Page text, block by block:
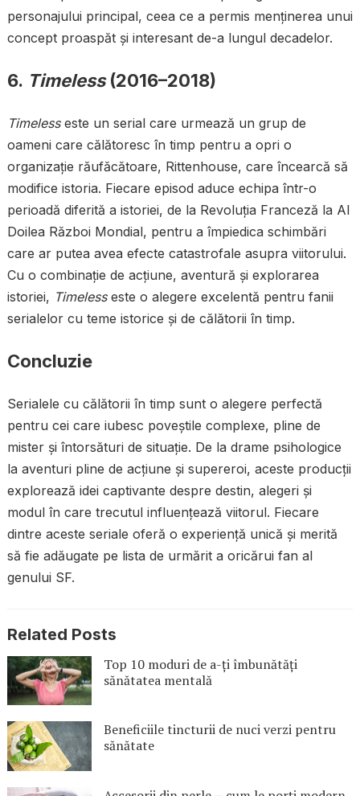
personajului principal, ceea ce a permis menținerea unui
concept proaspăt și interesant de-a lungul decadelor.
6. Timeless(2016–2018)
Timelesseste un serial care urmează un grup de
oameni care călătoresc în timp pentru a opri o
organizație răufăcătoare, Rittenhouse, care încearcă să
modifice istoria. Fiecare episod aduce echipa într-o
perioadă diferită a istoriei, de la Revoluția Franceză la Al
Doilea Război Mondial, pentru a împiedica schimbări
care ar putea avea efecte catastrofale asupra viitorului.
Cu o combinație de acțiune, aventură și explorarea
istoriei, Timelesseste o alegere excelentă pentru fanii
serialelor cu teme istorice și de călătorii în timp.
Concluzie
Serialele cu călătorii în timp sunt o alegere perfectă
pentru cei care iubesc poveștile complexe, pline de
mister și întorsături de situație. De la drame psihologice
la aventuri pline de acțiune și supereroi, aceste producții
explorează idei captivante despre destin, alegeri și
modul în care trecutul influențează viitorul. Fiecare
dintre aceste seriale oferă o experiență unică și merită
să fie adăugate pe lista de urmărit a oricărui fan al
genului SF.
Related Posts
Top 10 moduri de a-ți îmbunătăți
sănătatea mentală
Beneficiile tincturii de nuci verzi pentru
sănătate